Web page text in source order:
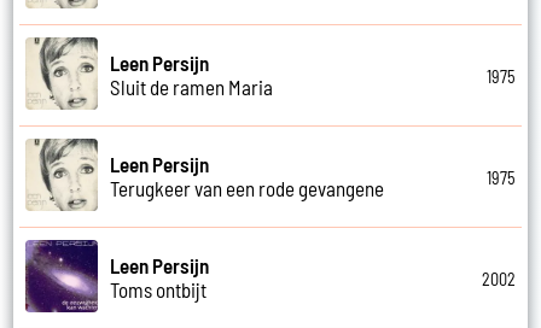
Leen Persijn
Sluit de ramen Maria
1975
Leen Persijn
Terugkeer van een rode gevangene
1975
Leen Persijn
Toms ontbijt
2002